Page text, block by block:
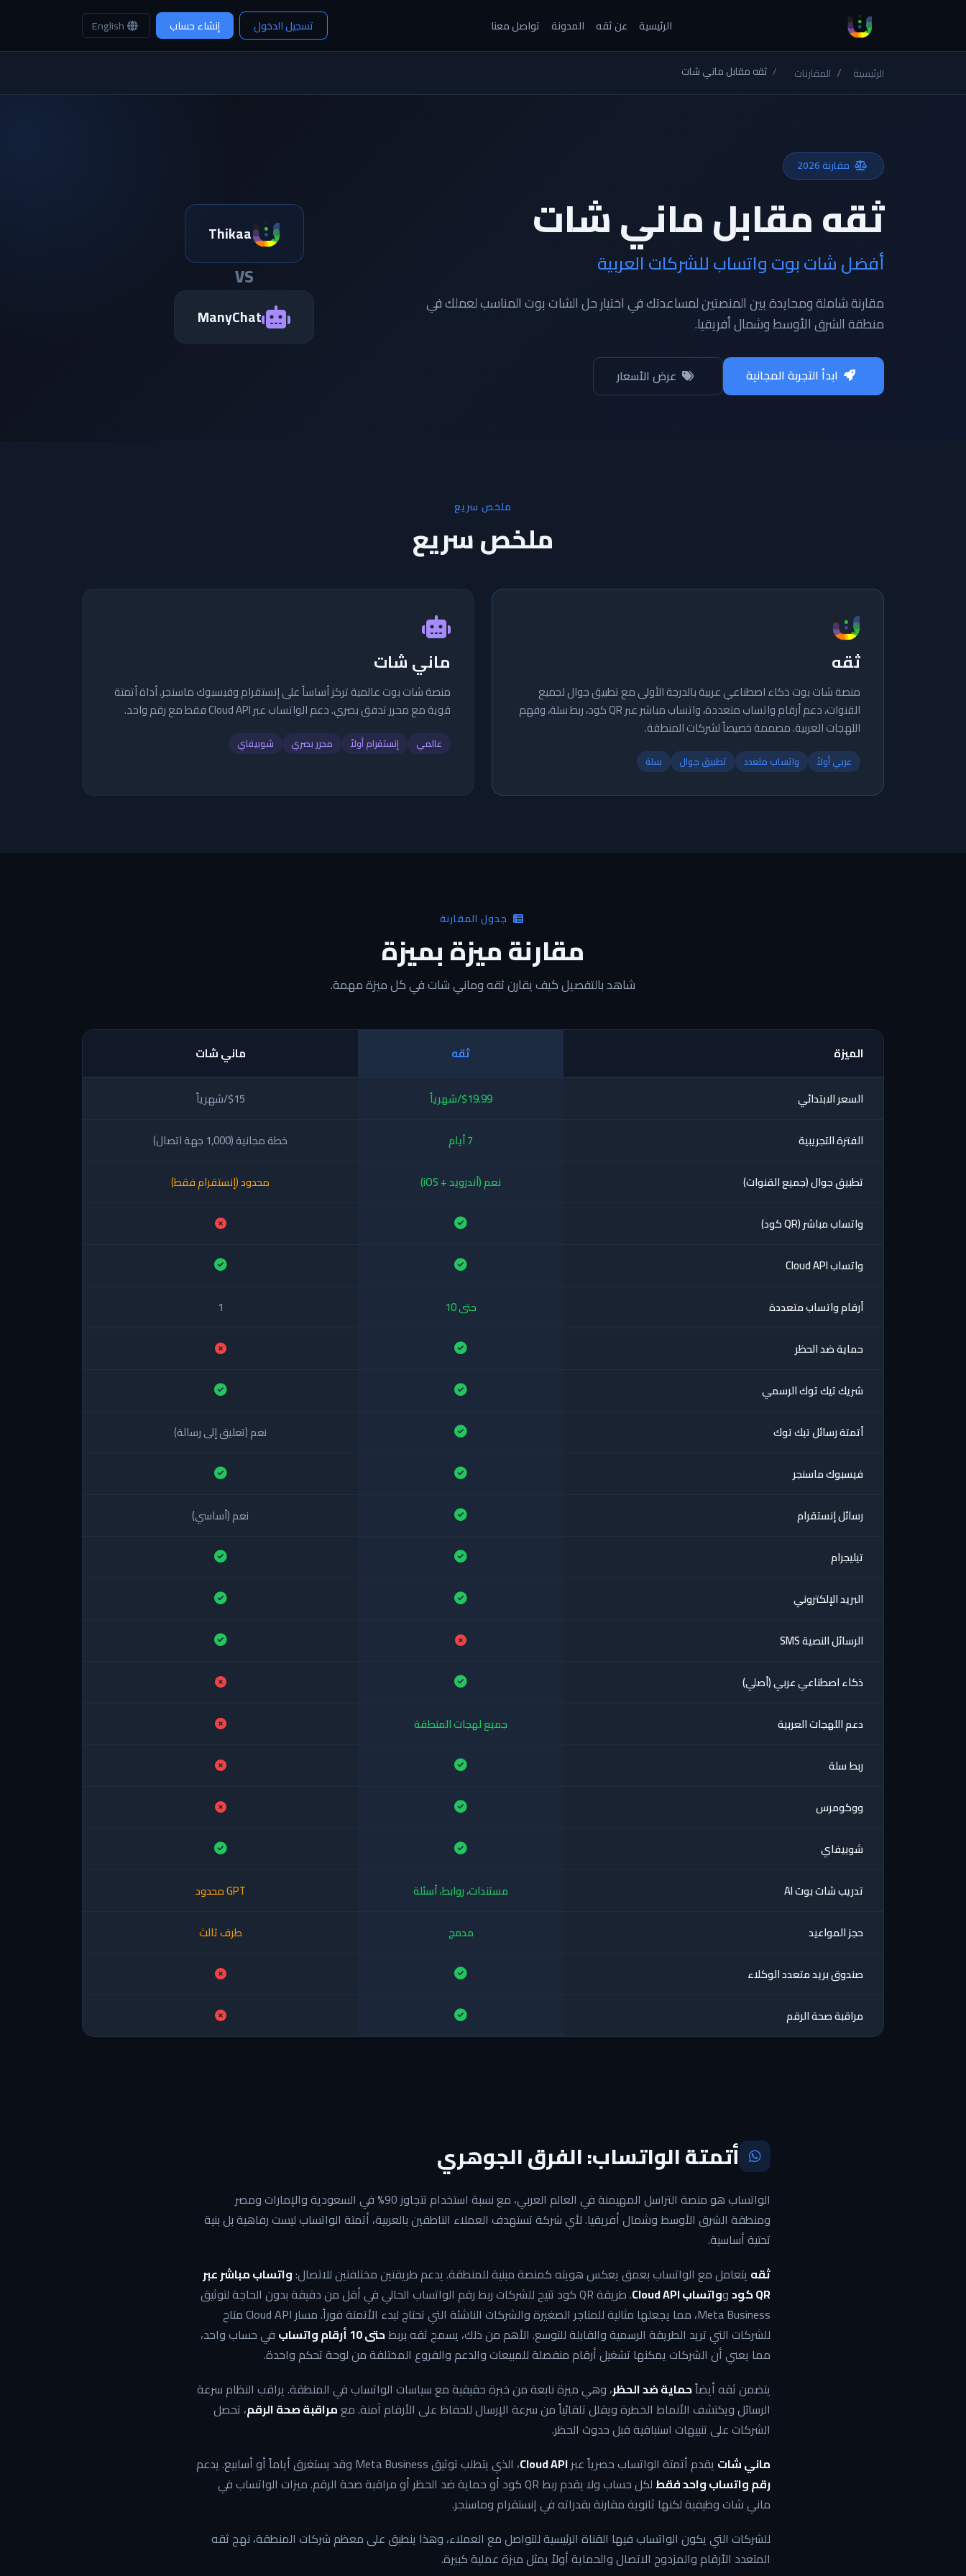
الرئيسية عن ثقه المدونة تواصل معنا تسجيل الدخول إنشاء حساب English
الرئيسية المقارنات ثقه مقابل ماني شات
مقارنة 2026
ثقه مقابل ماني شات
أفضل شات بوت واتساب للشركات العربية
مقارنة شاملة ومحايدة بين المنصتين لمساعدتك في اختيار حل الشات بوت المناسب لعملك في
منطقة الشرق الأوسط وشمال أفريقيا.
ابدأ التجربة المجانية عرض الأسعار
Thikaa
VS
ManyChat
ملخص سريع
ملخص سريع
ثقه
منصة شات بوت ذكاء اصطناعي عربية بالدرجة الأولى مع تطبيق جوال لجميع
القنوات، دعم أرقام واتساب متعددة، واتساب مباشر عبر QR كود، ربط سلة، وفهم
اللهجات العربية. مصممة خصيصاً لشركات المنطقة.
عربي أولاً واتساب متعدد تطبيق جوال سلة
ماني شات
منصة شات بوت عالمية تركز أساساً على إنستقرام وفيسبوك ماسنجر. أداة أتمتة
قوية مع محرر تدفق بصري. دعم الواتساب عبر Cloud API فقط مع رقم واحد.
عالمي إنستقرام أولاً محرر بصري شوبيفاي
جدول المقارنة
مقارنة ميزة بميزة
شاهد بالتفصيل كيف يقارن ثقه وماني شات في كل ميزة مهمة.
الميزة ثقه ماني شات
السعر الابتدائي $19.99/شهرياً $15/شهرياً
الفترة التجريبية 7 أيام خطة مجانية (1,000 جهة اتصال)
تطبيق جوال (جميع القنوات) نعم (أندرويد + iOS) محدود (إنستقرام فقط)
واتساب مباشر (QR كود)
واتساب Cloud API
أرقام واتساب متعددة حتى 10 1
حماية ضد الحظر
شريك تيك توك الرسمي
أتمتة رسائل تيك توك نعم (تعليق إلى رسالة)
فيسبوك ماسنجر
رسائل إنستقرام نعم (أساسي)
تيليجرام
البريد الإلكتروني
الرسائل النصية SMS
ذكاء اصطناعي عربي (أصلي)
دعم اللهجات العربية جميع لهجات المنطقة
ربط سلة
ووكومرس
شوبيفاي
تدريب شات بوت AI مستندات، روابط، أسئلة GPT محدود
حجز المواعيد مدمج طرف ثالث
صندوق بريد متعدد الوكلاء
مراقبة صحة الرقم
أتمتة الواتساب: الفرق الجوهري
الواتساب هو منصة التراسل المهيمنة في العالم العربي، مع نسبة استخدام تتجاوز 90% في السعودية والإمارات ومصر
ومنطقة الشرق الأوسط وشمال أفريقيا. لأي شركة تستهدف العملاء الناطقين بالعربية، أتمتة الواتساب ليست رفاهية بل بنية
تحتية أساسية.
ثقه يتعامل مع الواتساب بعمق يعكس هويته كمنصة مبنية للمنطقة. يدعم طريقتين مختلفتين للاتصال:واتساب مباشر عبر
QR كود
وواتساب Cloud API
. طريقة QR كود تتيح للشركات ربط رقم الواتساب الحالي في أقل من دقيقة بدون الحاجة لتوثيق
Meta Business، مما يجعلها مثالية للمتاجر الصغيرة والشركات الناشئة التي تحتاج لبدء الأتمتة فوراً. مسار Cloud API متاح
للشركات التي تريد الطريقة الرسمية والقابلة للتوسع. الأهم من ذلك، يسمح ثقه بربطحتى 10 أرقام واتساب
في حساب واحد،
مما يعني أن الشركات يمكنها تشغيل أرقام منفصلة للمبيعات والدعم والفروع المختلفة من لوحة تحكم واحدة.
يتضمن ثقه أيضاًحماية ضد الحظر، وهي ميزة نابعة من خبرة حقيقية مع سياسات الواتساب في المنطقة. يراقب النظام سرعة
الرسائل ويكتشف الأنماط الخطرة ويقلل تلقائياً من سرعة الإرسال للحفاظ على الأرقام آمنة. معمراقبة صحة الرقم، تحصل
الشركات على تنبيهات استباقية قبل حدوث الحظر.
ماني شات يقدم أتمتة الواتساب حصرياً عبرCloud API، الذي يتطلب توثيق Meta Business وقد يستغرق أياماً أو أسابيع. يدعم
رقم واتساب واحد فقط
لكل حساب ولا يقدم ربط QR كود أو حماية ضد الحظر أو مراقبة صحة الرقم. ميزات الواتساب في
ماني شات وظيفية لكنها ثانوية مقارنة بقدراته في إنستقرام وماسنجر.
للشركات التي يكون الواتساب فيها القناة الرئيسية للتواصل مع العملاء، وهذا ينطبق على معظم شركات المنطقة، نهج ثقه
المتعدد الأرقام والمزدوج الاتصال والحماية أولاً يمثل ميزة عملية كبيرة.